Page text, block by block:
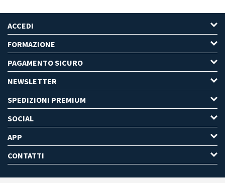
ACCEDI
FORMAZIONE
PAGAMENTO SICURO
NEWSLETTER
SPEDIZIONI PREMIUM
SOCIAL
APP
CONTATTI